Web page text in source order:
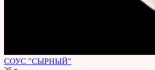
СОУС "СЫРНЫЙ"